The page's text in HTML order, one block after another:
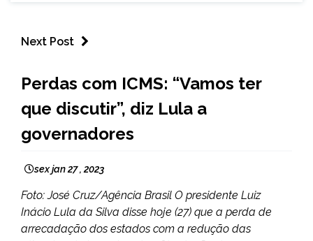
Next Post
NOTÍCIAS
Perdas com ICMS: “Vamos ter
que discutir”, diz Lula a
governadores
sex jan 27 , 2023
Foto: José Cruz/Agência Brasil O presidente Luiz
Inácio Lula da Silva disse hoje (27) que a perda de
arrecadação dos estados com a redução das